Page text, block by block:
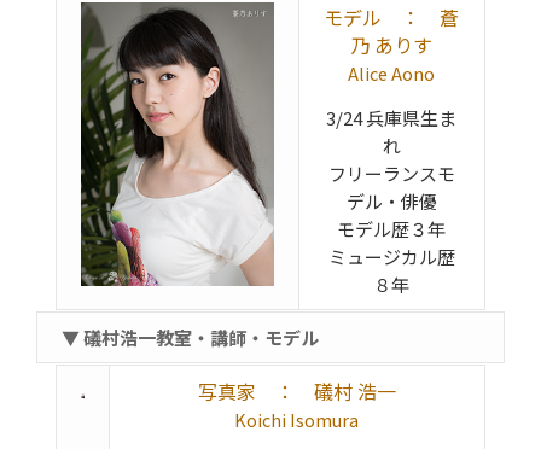
モデル ： 蒼
乃 ありす
Alice Aono
3/24 兵庫県生ま
れ
フリーランスモ
デル・俳優
モデル歴３年
ミュージカル歴
８年
▼ 礒村浩一教室・講師・モデル
写真家 ： 礒村 浩一
Koichi Isomura